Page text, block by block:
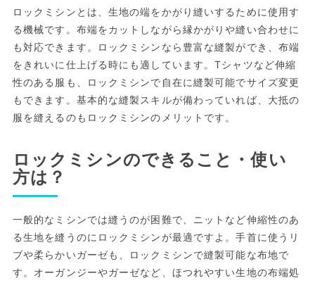
ロックミシンとは、生地の端をかがり縫いするために使用す
る機械です。布端をカットしながら縁かがりや縫い合わせに
も対応できます。ロックミシンなら豊富な縫製ができ、布端
をきれいに仕上げる時にも適しています。Tシャツなど伸縮
性のある服も、ロックミシンで自在に縫製可能でサイズ変更
もできます。基本的な縫製スキルが備わっていれば、大抵の
服を縫えるのもロックミシンのメリットです。
ロックミシンのできること・使い
方は？
一般的なミシンでは縫うのが困難で、ニットなど伸縮性のあ
る生地を縫うのにロックミシンが最適ですよ。手首に使うリ
ブや柔らかいガーゼも、ロックミシンで縫製可能な布地で
す。オーガンジーやガーゼなど、ほつれやすい生地の布端処